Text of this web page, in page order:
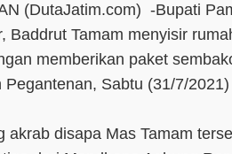
(DutaJatim.com) -Bupati
Baddrut Tamam menyisir
memberikan paket
Pegantenan, Sabtu (31/7/
akrab disapa Mas Tamam